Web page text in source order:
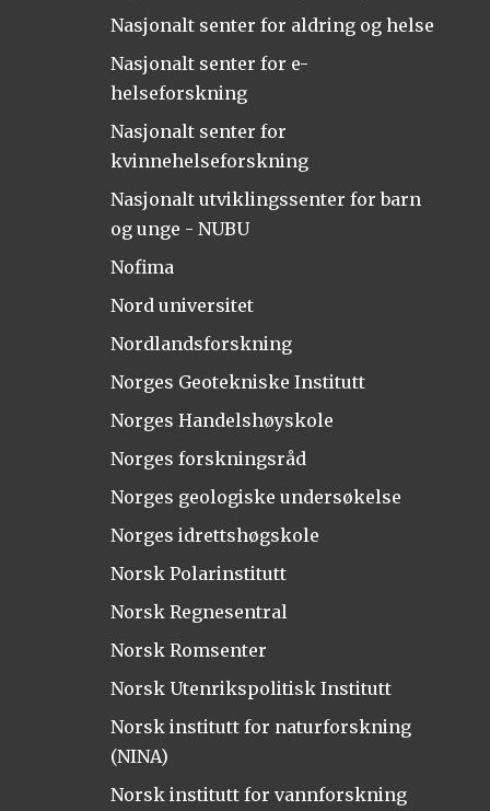
Nasjonalt senter for aldring og helse
Nasjonalt senter for e-
helseforskning
Nasjonalt senter for
kvinnehelseforskning
Nasjonalt utviklingssenter for barn
og unge - NUBU
Nofima
Nord universitet
Nordlandsforskning
Norges Geotekniske Institutt
Norges Handelshøyskole
Norges forskningsråd
Norges geologiske undersøkelse
Norges idrettshøgskole
Norsk Polarinstitutt
Norsk Regnesentral
Norsk Romsenter
Norsk Utenrikspolitisk Institutt
Norsk institutt for naturforskning
(NINA)
Norsk institutt for vannforskning